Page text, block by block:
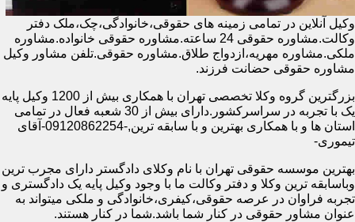
وکیل آنلاین در تمامی زمینه های حقوقی،خانوادگی،چک،ملک دفتر
وکالت.مشاوره حقوقی 24 ساعته.مشاوره حقوقی خانواده.مشاوره
ملکی.مشاوره مهریه،ازدواج طلاق.مشاوره حقوقی.تلفن مشاور وکیل
مشاوره حقوقی حضانت فرزند.
بزرگترین گروه وکلا تخصصی تهران با همکاری بیش از 1200 وکیل پایه
یک با تجربه در سراسرکشور.دارای بیش از 30 شعبه فعال در تمامی
استان ها و با همکاری بهترین و با سابقه ترین,-09120862254-آقای
تیموری-
بهترین موسسه حقوقی تهران با نام وکلای دادگستر دارای مجرب ترین
وباسابقه ترین وکلا و دفتر وکالت ما با وجود وکیل پایه یک دادگستری و
تجربه فراوان در عرصه حقوقی،کیفری،خانوادگی و ملکی میتواند به
عنوان مشاور حقوقی در کنار شما باشد.شما در کنار هستند.